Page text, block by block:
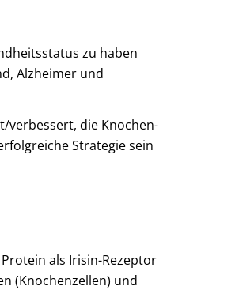
zu haben
Alzheimer und
verbessert, die Knochen-
Strategie sein
als Irisin-Rezeptor
(Knochenzellen) und